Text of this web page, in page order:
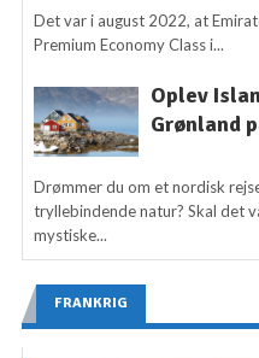
Det var i august 2022, at
Premium Economy Class i...
Oplev
Grønland
Drømmer du om et nordisk
tryllebindende natur? Skal det
mystiske...
FRANKRIG